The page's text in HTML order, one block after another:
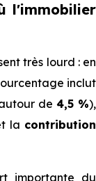
l'immobilier
très lourd : en
inclut
de4,5 %),
la contribution
importante du